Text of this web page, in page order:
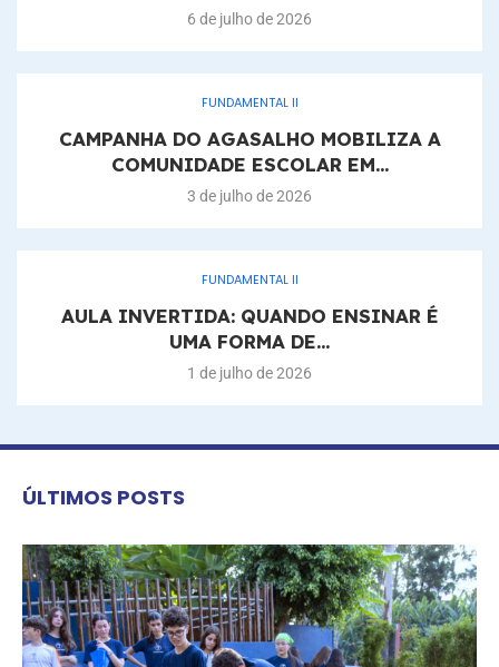
6 de julho de 2026
FUNDAMENTAL II
CAMPANHA DO AGASALHO MOBILIZA A
COMUNIDADE ESCOLAR EM...
3 de julho de 2026
FUNDAMENTAL II
AULA INVERTIDA: QUANDO ENSINAR É
UMA FORMA DE...
1 de julho de 2026
ÚLTIMOS POSTS